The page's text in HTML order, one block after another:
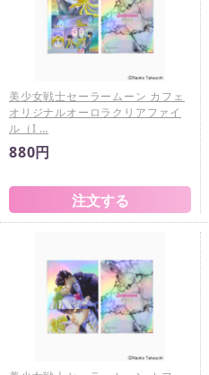
美少女戦士セーラームーン カフェ
オリジナルオーロラクリアファイ
ル（I …
880円